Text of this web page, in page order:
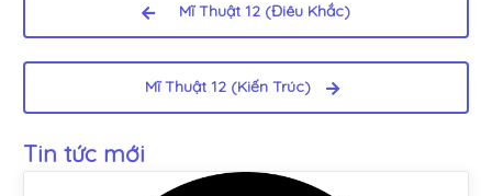
Mĩ Thuật 12 (Điêu Khắc)
Mĩ Thuật 12 (Kiến Trúc)
Tin tức mới